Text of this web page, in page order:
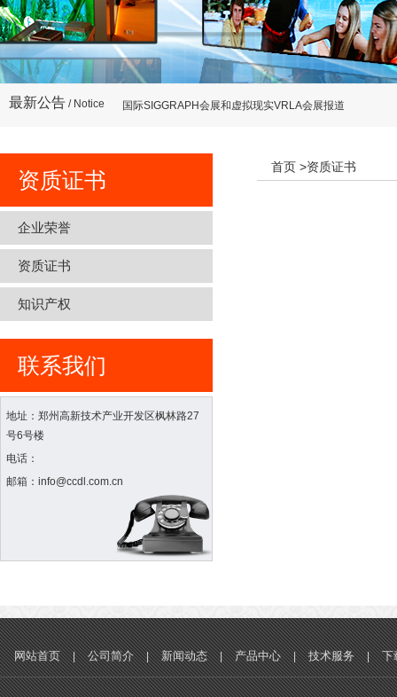
最新公告 / Notice
国际SIGGRAPH会展和虚拟现实VRLA会展报道
李超教授在美国“显示技术高峰论坛”会议上做报告李超教
国际SIGGRAPH会展和虚拟现实VRLA会展报道
资质证书
企业荣誉
资质证书
知识产权
联系我们
地址：郑州高新技术产业开发区枫林路27
号6号楼
电话：
邮箱：info@ccdl.com.cn
首页 >资质证书
网站首页 | 公司简介 | 新闻动态 | 产品中心 | 技术服务 | 下